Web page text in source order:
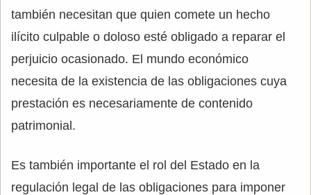
también necesitan que quien comete un hecho
ilícito culpable o doloso esté obligado a reparar el
perjuicio ocasionado. El mundo económico
necesita de la existencia de las obligaciones cuya
prestación es necesariamente de contenido
patrimonial.
Es también importante el rol del Estado en la
regulación legal de las obligaciones para imponer